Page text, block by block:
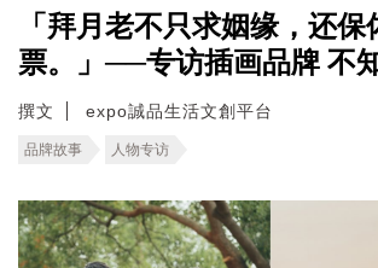
「拜月老不只求姻缘，还保
票。」──专访插画品牌 不
撰文 expo誠品生活文創平台
品牌故事 人物专访